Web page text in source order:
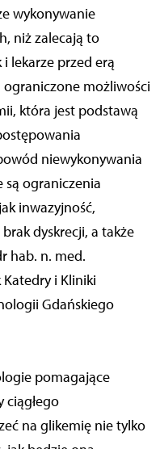
wykonywanie
niż zalecają to
lekarze przed erą
możliwości
która jest podstawą
niewykonywania
są ograniczenia
inwazyjność,
dyskrecji, a także
hab. n. med.
i Kliniki
Gdańskiego
pomagające
ciągłego
na glikemię nie tylko